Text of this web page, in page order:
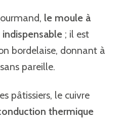
le moule à
; il est
bordelaise, donnant à
pareille.
pâtissiers, le cuivre
thermique